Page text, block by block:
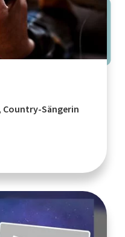
Country-Sängerin